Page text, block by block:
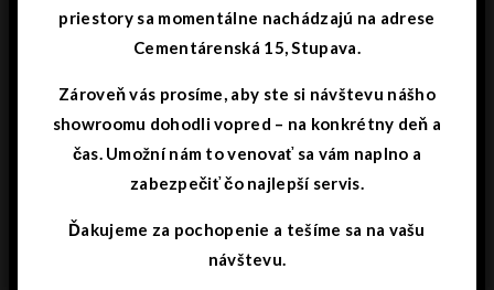
priestory sa momentálne nachádzajú na adrese
Cementárenská 15, Stupava.
Zároveň vás prosíme, aby ste si návštevu nášho
showroomu dohodli vopred – na konkrétny deň a
čas. Umožní nám to venovať sa vám naplno a
zabezpečiť čo najlepší servis.
Ďakujeme za pochopenie a tešíme sa na vašu
návštevu.